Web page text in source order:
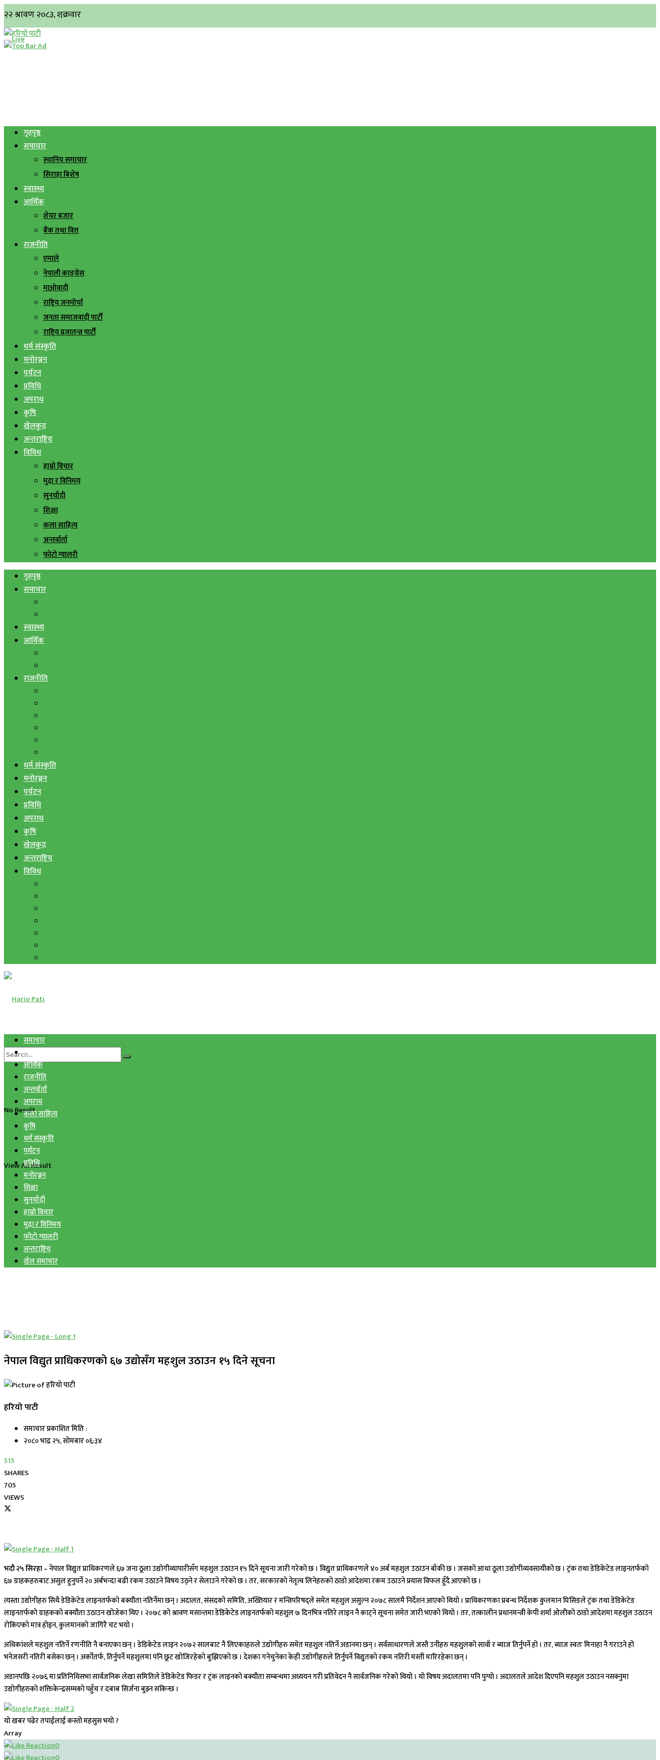
गृहपृष्ठ
समाचार
स्थानिय समाचार
सिराहा बिशेष
स्वास्थ्य
आर्थिक
शेयर बजार
बैंक तथा वित्त
राजनीति
एमाले
नेपाली काङ्ग्रेस
माओवादी
राष्ट्रिय जनमोर्चा
जनता समाजवादी पार्टी
राष्ट्रिय प्रजातन्त्र पार्टी
धर्म संस्कृति
मनोरञ्जन
पर्यटन
प्रविधि
अपराध
कृषि
खेलकुद
अन्तराष्ट्रिय
विविध
हाम्रो विचार
मुद्रा र विनिमय
सुनचाँदी
शिक्षा
कला साहित्य
अन्तर्वार्ता
फोटो ग्यालरी
गृहपृष्ठ
समाचार
स्वास्थ्य
आर्थिक
राजनीति
धर्म संस्कृति
मनोरञ्जन
पर्यटन
प्रविधि
अपराध
कृषि
खेलकुद
अन्तराष्ट्रिय
विविध
No Result
View All Result
समाचार
स्वास्थ्य
आर्थिक
राजनीति
अन्तर्वार्ता
अपराध
कला साहित्य
कृषि
धर्म संस्कृति
पर्यटन
प्रविधि
मनोरञ्जन
शिक्षा
सुनचाँदी
हाम्रो विचार
मुद्रा र विनिमय
फोटो ग्यालरी
अन्तराष्ट्रिय
खेल समाचार
नेपाल विद्युत प्राधिकरणको ६७ उद्योसँग महशुल उठाउन १५ दिने सूचना
हरियो पाटी
समाचार प्रकाशित मिति :
२०८० भाद्र २५, सोमबार ०६:३४
515
SHARES
705
VIEWS
भदौ २५ सिरहा –नेपाल विद्युत प्राधिकरणले ६७ जना ठूला उद्योगीव्यापारीसँग महशुल उठाउन १५ दिने सूचना जारी गरेको छ । विद्युत प्राधिकरणले ४० अर्ब महशुल उठाउन बाँकी छ । जसको आधा ठूला उद्योगीव्यवसायीको छ । ट्रंक तथा डेडिकेटेड लाइनतर्फको
६७ ग्राहकहरुबाट असुल हुनुपर्ने २० अर्बभन्दा बढी रकम उठाउने विषय उठ्ने र सेलाउने गरेको छ । तर, सरकारको नेतृत्व लिनेहरुको ठाडो आदेशमा रकम उठाउने प्रयास विफल हुँदै आएको छ ।
त्यस्ता उद्योगीहरु सिधै डेडिकेटेड लाइनतर्फको बक्यौता नतिर्नेमा छन् । अदालत, संसदको समिति, अख्तियार र मन्त्रिपरिषद्ले समेत महशुल असुल्न २०७८ सालमै निर्देशन आएको थियो । प्राधिकरणका प्रबन्ध निर्देशक कुलमान घिसिङले ट्रंक तथा डेडिकेटेड
लाइनतर्फको ग्राहकको बक्यौता उठाउन खोजेका थिए । २०७८ को श्रावण मसान्तमा डेडिकेटेड लाइनतर्फको महशुल ७ दिनभित्र नतिरे लाइन नै काट्ने सूचना समेत जारी भएको थियो । तर, तत्कालीन प्रधानमन्त्री केपी शर्मा ओलीको ठाडो आदेशमा महशुल उठाउन
रोकिएको मात्र होइन, कुलमानको जागिरै चट भयो ।
अधिकांशले महशुल नतिर्ने रणनीति नै बनाएका छन् । डेडिकेटेड लाइन २०७२ सालबाट नै लिएकाहरुले उद्योगीहरु समेत महशुल नतिर्ने अडानमा छन् । सर्वसाधारणले जस्तै उनीहरु महशुलको सावाँ र ब्याज तिर्नुपर्ने हो । तर, ब्याज स्वतः मिनाहा नै गराउने हो
भनेजसरी नतिरी बसेका छन् । अर्कोतर्फ, तिर्नुपर्ने महशुलमा पनि छूट खोजिरहेको बुझिएको छ । देशका गनेचुनेका केही उद्योगीहरुले तिर्नुपर्ने विद्युतको रकम नतिरी मस्ती मारिरहेका छन् ।
अडानपछि २०७६ मा प्रतिनिधिसभा सार्वजनिक लेखा समितिले डेडिकेटेड फिडर र ट्रंक लाइनको बक्यौता सम्बन्धमा अध्ययन गरी प्रतिवेदन नै सार्वजनिक गरेको थियो । यो विषय अदालतमा पनि पुग्यो । अदालतले आदेश दिएपनि महशुल उठाउन नसक्नुमा
उद्योगीहरुको शक्तिकेन्द्रसम्मको पहुँच र दबाब सिर्जना बुझ्न सकिन्छ ।
यो खबर पढेर तपाईलाई कस्तो महसुस भयो ?
Array
0